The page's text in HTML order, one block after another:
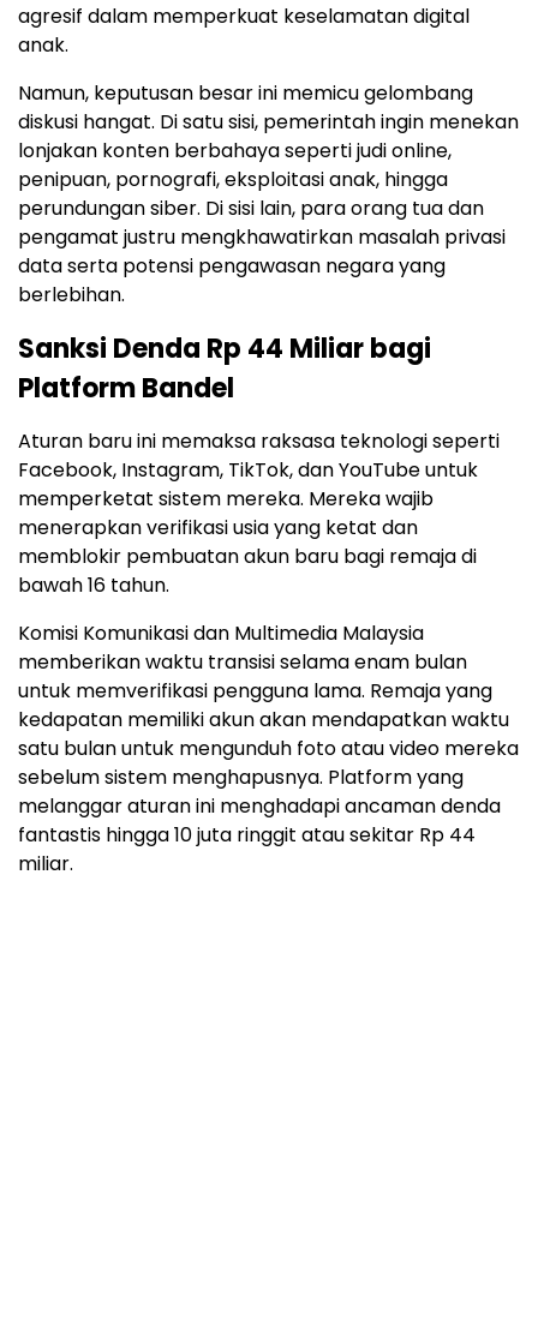
agresif dalam memperkuat keselamatan digital
anak.
Namun, keputusan besar ini memicu gelombang
diskusi hangat. Di satu sisi, pemerintah ingin menekan
lonjakan konten berbahaya seperti judi online,
penipuan, pornografi, eksploitasi anak, hingga
perundungan siber. Di sisi lain, para orang tua dan
pengamat justru mengkhawatirkan masalah privasi
data serta potensi pengawasan negara yang
berlebihan.
Sanksi Denda Rp 44 Miliar bagi
Platform Bandel
Aturan baru ini memaksa raksasa teknologi seperti
Facebook, Instagram, TikTok, dan YouTube untuk
memperketat sistem mereka. Mereka wajib
menerapkan verifikasi usia yang ketat dan
memblokir pembuatan akun baru bagi remaja di
bawah 16 tahun.
Komisi Komunikasi dan Multimedia Malaysia
memberikan waktu transisi selama enam bulan
untuk memverifikasi pengguna lama. Remaja yang
kedapatan memiliki akun akan mendapatkan waktu
satu bulan untuk mengunduh foto atau video mereka
sebelum sistem menghapusnya. Platform yang
melanggar aturan ini menghadapi ancaman denda
fantastis hingga 10 juta ringgit atau sekitar Rp 44
miliar.